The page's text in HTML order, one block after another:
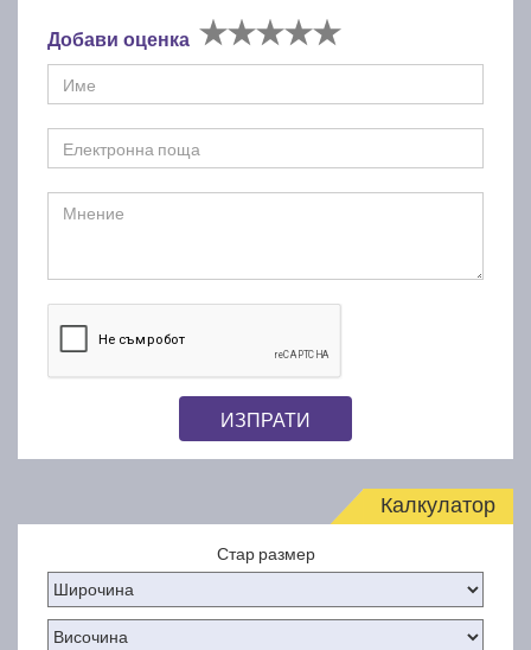
Добави оценка
ИЗПРАТИ
Калкулатор
Стар размер